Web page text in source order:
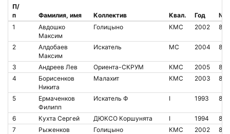
П/
п
Фамилия, имя Коллектив Квал. Год
№
1
Авдошко
Максим
Голицыно КМС 2002
2
Алдобаев
Максим
Искатель МС 2004
3 Андреев Лев Ориента-СКРУМ КМС 2005
4
Борисенков
Никита
Малахит КМС 2003
5
Ермаченков
Филипп
Искатель Ф I 1993
6 Кухта Сергей ДЮКСО Коршунята I 1994
7
Рыженков
Голицыно КМС 2002